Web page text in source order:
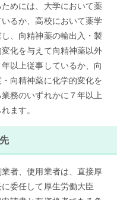
めには、大学において薬
るか、高校において薬学
、向精神薬の輸出入・製
化を与えて向精神薬以外
以上従事しているか、向
向精神薬に化学的変化を
務のいずれかに７年以上
ます。
者、使用業者は、直接厚
委任して厚生労働大臣